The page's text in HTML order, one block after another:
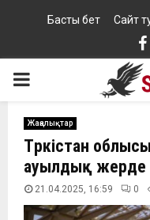
Басты бет Сайт
PRIMARY
MENU
Жаңалықтар
Түркістан
ауылдық жерде
21.04.2025, 16:59 0